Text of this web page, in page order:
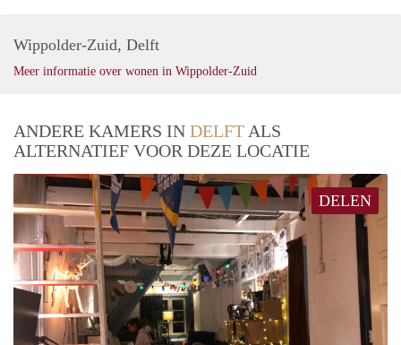
Wippolder-Zuid, Delft
Meer informatie over wonen in Wippolder-Zuid
ANDERE KAMERS IN DELFT ALS
ALTERNATIEF VOOR DEZE LOCATIE
DELEN